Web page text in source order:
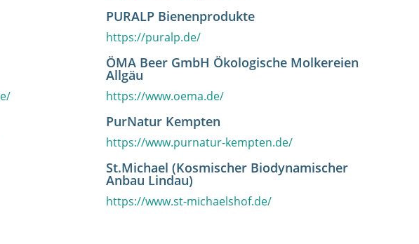
PURALP Bienenprodukte
https://puralp.de/
ÖMA Beer GmbH Ökologische Molkereien
Allgäu
https://www.oema.de/
PurNatur Kempten
https://www.purnatur-kempten.de/
St.Michael (Kosmischer Biodynamischer
Anbau Lindau)
https://www.st-michaelshof.de/